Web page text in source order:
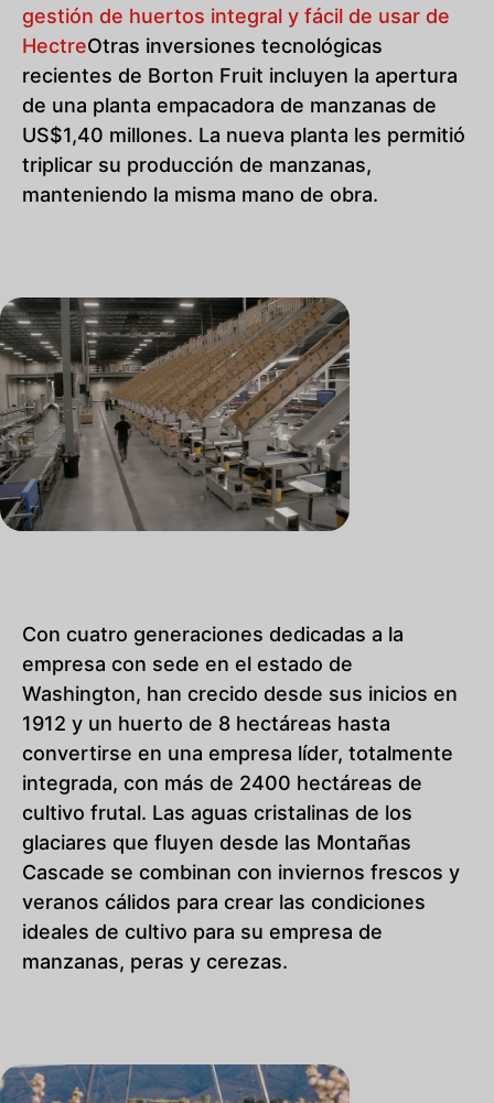
gestión de huertos integral y fácil de usar de
HectreOtras inversiones tecnológicas
recientes de Borton Fruit incluyen la apertura
de una planta empacadora de manzanas de
US$1,40 millones. La nueva planta les permitió
triplicar su producción de manzanas,
manteniendo la misma mano de obra.
Con cuatro generaciones dedicadas a la
empresa con sede en el estado de
Washington, han crecido desde sus inicios en
1912 y un huerto de 8 hectáreas hasta
convertirse en una empresa líder, totalmente
integrada, con más de 2400 hectáreas de
cultivo frutal. Las aguas cristalinas de los
glaciares que fluyen desde las Montañas
Cascade se combinan con inviernos frescos y
veranos cálidos para crear las condiciones
ideales de cultivo para su empresa de
manzanas, peras y cerezas.